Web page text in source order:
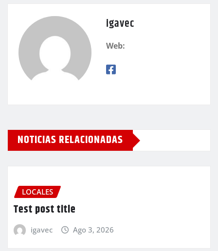
igavec
Web:
NOTICIAS RELACIONADAS
LOCALES
Test post title
igavec Ago 3, 2026